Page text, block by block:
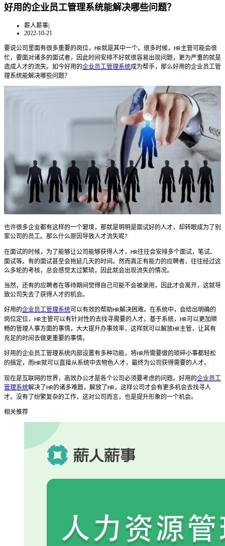
好用的企业员工管理系统能解决哪些问题？
薪人薪事|
2022-10-21
要说公司里面有很多重要的岗位， HR就是其中一个。很多时候， HR主管可能会很
忙，要面对诸多的面试者，因此时间安排不好就很容易出现问题，更为严重的就是
造成人才的流失。如今好用的企业员工管理系统成为帮手，那么好用的企业员工管
理系统能解决哪些问题？
也许很多企业都有这样的一个窘境，那就是明明是面试好的人才，却转眼成为了别
家公司的员工。那么什么原因导致人才流失呢?
在面试的时候，为了能够让公司能够获得人才， HR往往会安排多个面试，笔试、
面试等。有的面试甚至会拖延几天的时间。然而真正有能力的应聘者，往往经过这
么多轮的考核，总会感觉太过繁琐，因此就会出现流失的情况。
当然，还有的应聘者在等待期间觉得自己可能不会被录用，因此才会离开，这就导
致公司失去了获得人才的机会。
好用的企业员工管理系统可以有效的帮助HR解决困难。在系统中，会给出明确的
岗位定位，
HR主管可以有针对性的去找寻需要的人才。基于系统， HR可以更加顺
畅的管理人事方面的事情，大大提升办事效率，这样就可以解放HR主管，让其有
充足的时间去做更重要的事情。
好用的企业员工管理系统内部设置有多种功能，将HR所需要做的琐碎小事都轻松
的搞定，而 HR就可以直接从系统中去物色人才，最终为公司获得需要的人才。
现在是互联网的世界，高效办公才是各个公司必须要考虑的问题。好用的企业员工
管理系统解决了 HR的诸多难题，解放了 HR ，这样公司才会有更多机会去找寻人
才。没有了纷繁复杂的工作，这对公司而言，也是提升形象的一个机会。
相关推荐